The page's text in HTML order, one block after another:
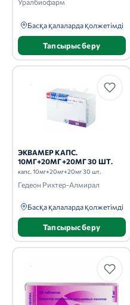
Уралбиофарм
Басқа қалаларда қолжетімді
Тапсырыс беру
ЭКВАМЕР КАПС.
10МГ+20МГ+20МГ 30 ШТ.
капс. 10мг+20мг+20мг 30 шт.
Гедеон Рихтер-Алмирал
Басқа қалаларда қолжетімді
Тапсырыс беру